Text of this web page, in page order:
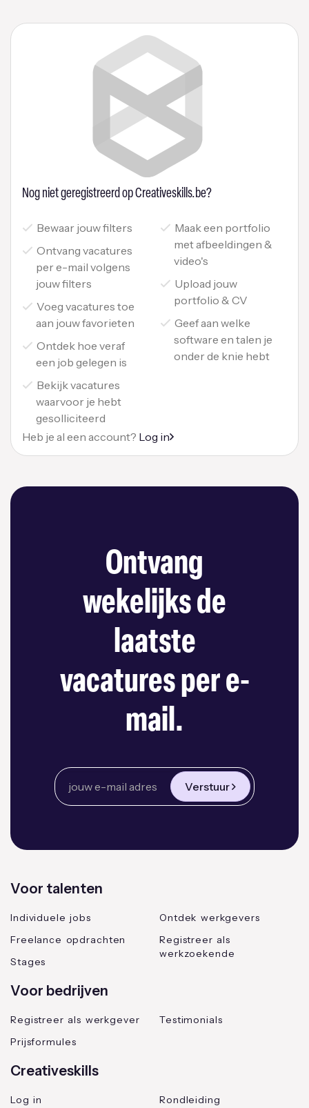
Nog niet geregistreerd op Creativeskills.be?
Bewaar jouw filters
Ontvang vacatures
per e-mail volgens
jouw filters
Voeg vacatures toe
aan jouw favorieten
Ontdek hoe veraf
een job gelegen is
Bekijk vacatures
waarvoor je hebt
gesolliciteerd
Maak een portfolio
met afbeeldingen &
video's
Upload jouw
portfolio & CV
Geef aan welke
software en talen je
onder de knie hebt
Heb je al een account? Log in
Ontvang
wekelijks de
laatste
vacatures per e-
mail.
Verstuur
Voor talenten
Individuele jobs
Freelance opdrachten
Stages
Ontdek werkgevers
Registreer als
werkzoekende
Voor bedrijven
Registreer als werkgever
Prijsformules
Testimonials
Creativeskills
Log in Rondleiding